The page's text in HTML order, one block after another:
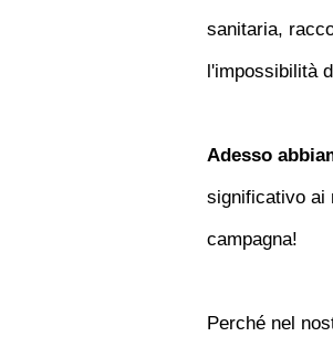
sanitaria,
l'impossibilità
Adesso
significativo ai
campagna!
Perché nel